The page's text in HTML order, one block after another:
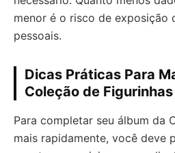
menor é o risco de exposição
pessoais.
Dicas Práticas Para
Coleção de
Para completar seu álbum da
mais rapidamente, você deve